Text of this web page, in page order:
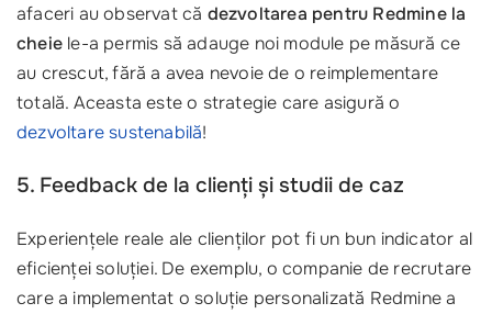
afaceri au observat că dezvoltarea pentru Redmine la
cheie le-a permis să adauge noi module pe măsură ce
au crescut, fără a avea nevoie de o reimplementare
totală. Aceasta este o strategie care asigură o
dezvoltare sustenabilă!
5. Feedback de la clienți și studii de caz
Experiențele reale ale clienților pot fi un bun indicator al
eficienței soluției. De exemplu, o companie de recrutare
care a implementat o soluție personalizată Redmine a